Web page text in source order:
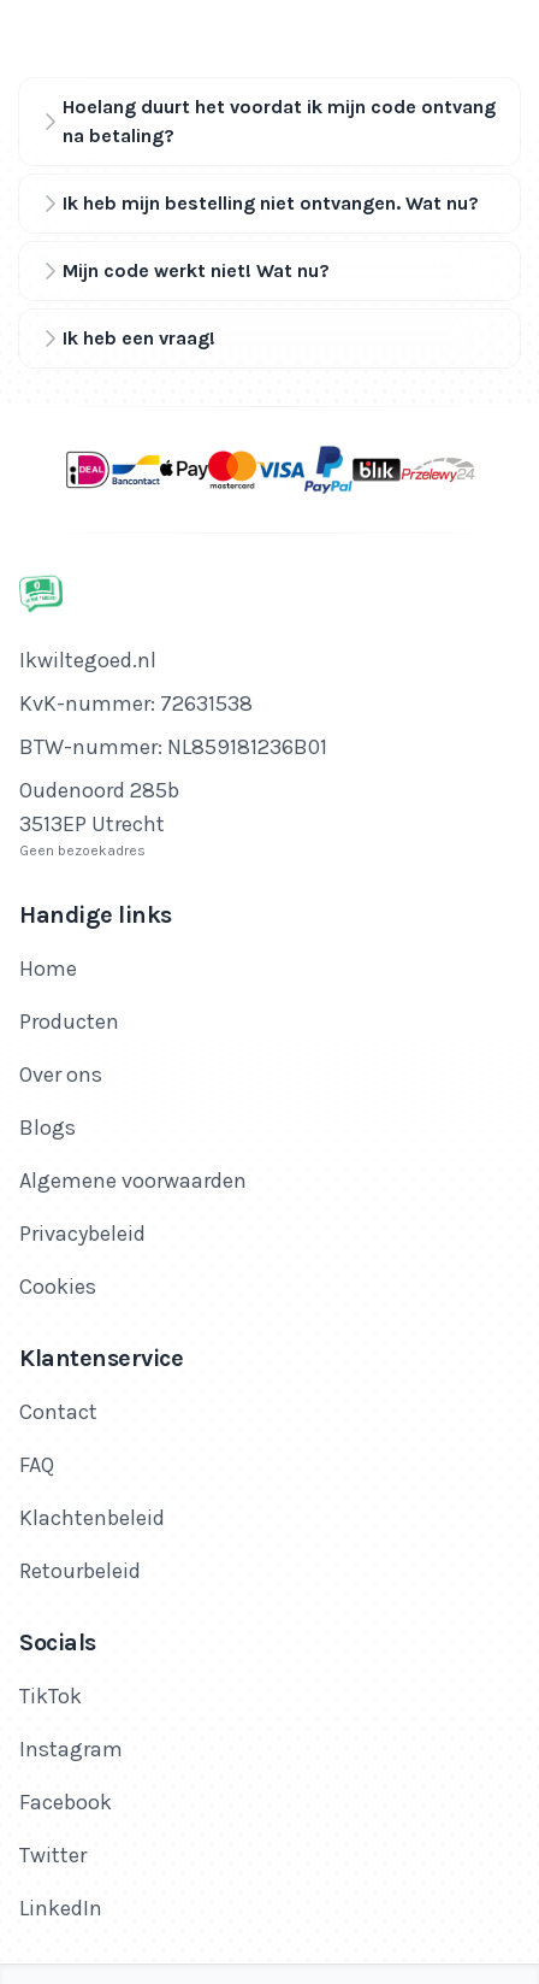
Hoelang duurt het voordat ik mijn code ontvang
na betaling?
Ik heb mijn bestelling niet ontvangen. Wat nu?
Mijn code werkt niet! Wat nu?
Ik heb een vraag!
Bedrijfsnaam
Ikwiltegoed.nl
KvK-nummer
KvK-nummer: 72631538
BTW-nummer
BTW-nummer: NL859181236B01
Adres
Oudenoord 285b
3513EP Utrecht
Geen bezoekadres
Handige links
Home
Producten
Over ons
Blogs
Algemene voorwaarden
Privacybeleid
Cookies
Klantenservice
Contact
FAQ
Klachtenbeleid
Retourbeleid
Socials
TikTok
Instagram
Facebook
Twitter
LinkedIn